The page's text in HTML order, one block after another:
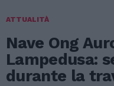
ATTUALITÀ
Nave Ong
Lampedusa:
durante la